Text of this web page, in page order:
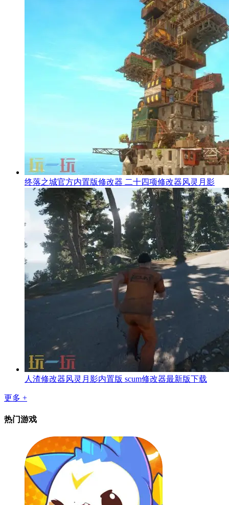
终落之城官方内置版修改器 二十四项修改器风灵月影
人渣修改器风灵月影内置版 scum修改器最新版下载
更多 +
热门游戏